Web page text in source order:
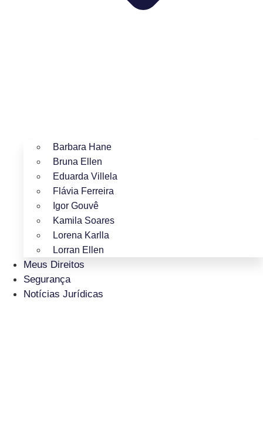
Barbara Hane
Bruna Ellen
Eduarda Villela
Flávia Ferreira
Igor Gouvê
Kamila Soares
Lorena Karlla
Lorran Ellen
Meus Direitos
Segurança
Notícias Jurídicas